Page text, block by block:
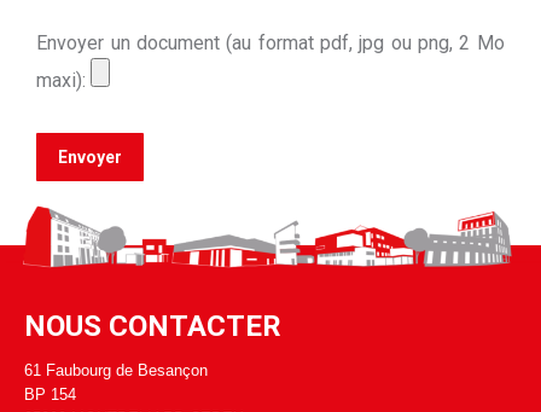
Envoyer un document (au format pdf, jpg ou png, 2 Mo
maxi):
NOUS CONTACTER
61 Faubourg de Besançon
BP 154